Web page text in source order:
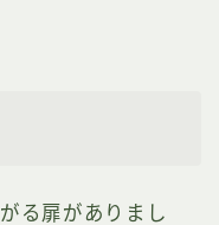
る扉がありまし